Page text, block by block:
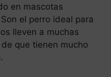
en mascotas
el perro ideal para
lleven a muchas
que tienen mucho